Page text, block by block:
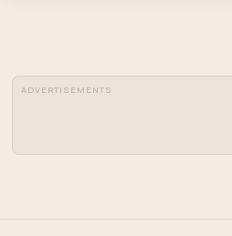
ADVERTISEMENTS